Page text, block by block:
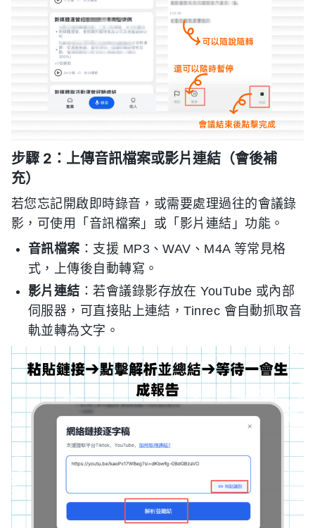
步驟 2：上傳音訊檔案或影片連結（會後補
充）
若您忘記開啟即時錄音，或需要處理過往的會議錄
影，可使用「音訊檔案」或「影片連結」功能。
音訊檔案 ：支援 MP3、WAV、M4A 等常見格
式，上傳後自動轉寫。
影片連結 ：若會議錄影存放在 YouTube 或內部
伺服器，可直接貼上連結，Tinrec 會自動抓取音
軌並轉為文字。